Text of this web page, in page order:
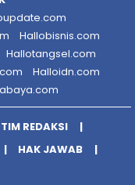
Hallobisnis.com
Hallotangsel.com
Halloidn.com
TIM REDAKSI
HAK JAWAB